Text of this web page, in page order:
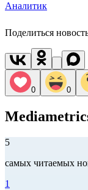
Аналитик
Поделиться
0 0
5
самых читаемых
1